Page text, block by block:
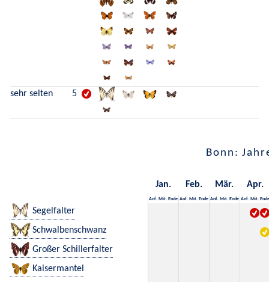
sehr selten 5
Bonn:
Jan. Feb. Mär. Apr.
Anf. Mit. Ende Anf. Mit. Ende Anf. Mit. Ende Anf. Mit. Ende
Segelfalter
Schwalbenschwanz
Großer Schillerfalter
Kaisermantel